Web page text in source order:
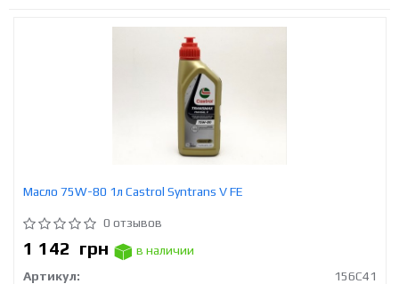
Масло 75W-80 1л Castrol Syntrans V FE
0 отзывов
1 142 грн
в наличии
Артикул:
156C41